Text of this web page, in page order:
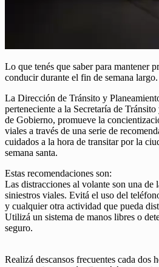
Lo que tenés que saber para mantener
conducir durante el fin de semana largo.
La Dirección de Tránsito y
perteneciente a la Secretaría de
de Gobierno, promueve la
viales a través de una serie de
cuidados a la hora de transitar por la
semana santa.
Estas recomendaciones son:
Las distracciones al volante son una de
siniestros viales. Evitá el uso del
y cualquier otra actividad que pueda
Utilizá un sistema de manos libres o
seguro.
Realizá descansos frecuentes cada dos